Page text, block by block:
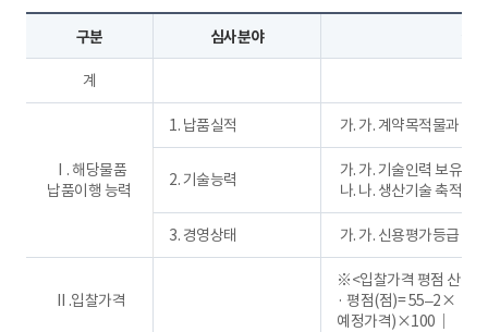
구분 심사분야
계
Ⅰ. 해당물품
납품이행 능력
1. 납품실적 가. 계약목적물과 동
2. 기술능력
가. 기술인력 보유
나. 생산기술 축적정도
3. 경영상태 가. 신용평가등급
Ⅱ.입찰가격
※<입찰가격 평점 산식>
· 평점(점)= 55–2×｜
예정가격)×100｜